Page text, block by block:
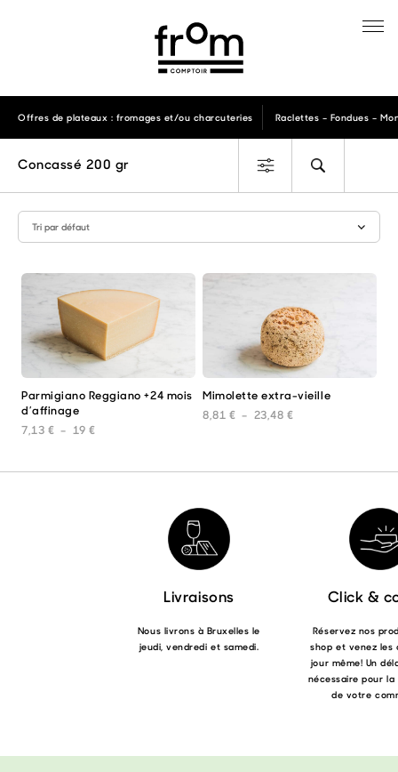
Offres de plateaux : fromages et/ou charcuteries Raclettes – Fondues –
Concassé 200 gr
Parmigiano Reggiano +24 mois
d’affinage
7,13 € – 19€Plage de prix : 7,13 € à 19 €
Ce
produit
Les
peuvent
être
choisies
sur
la
du
Mimolette extra-vieille
8,81 € – 23,48 €Plage de prix :
Les
sur
la
du
Livraisons
Nous livrons à Bruxelles le
jeudi, vendredi et samedi.
Click &
Réservez nos
shop et venez les
jour même! Un
nécessaire pour
de votre